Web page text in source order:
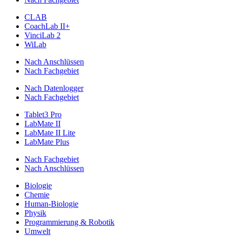
CLAB
CoachLab II+
VinciLab 2
WiLab
Nach Anschlüssen
Nach Fachgebiet
Nach Datenlogger
Nach Fachgebiet
Tablet3 Pro
LabMate II
LabMate II Lite
LabMate Plus
Nach Fachgebiet
Nach Anschlüssen
Biologie
Chemie
Human-Biologie
Physik
Programmierung & Robotik
Umwelt